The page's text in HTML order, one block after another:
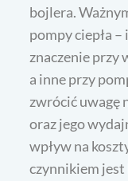
bojlera.
pompy ciepła
znaczenie przy
a inne przy
zwrócić uwagę
oraz jego
wpływ na
czynnikiem